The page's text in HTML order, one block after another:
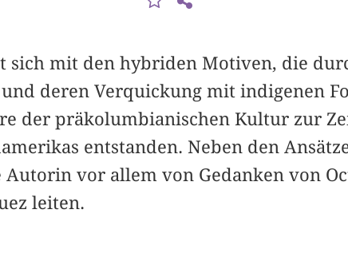
sich mit den hybriden Motiven, die
deren Verquickung mit indigenen
der präkolumbianischen Kultur zur
entstanden. Neben den
Autorin vor allem von Gedanken von
leiten.